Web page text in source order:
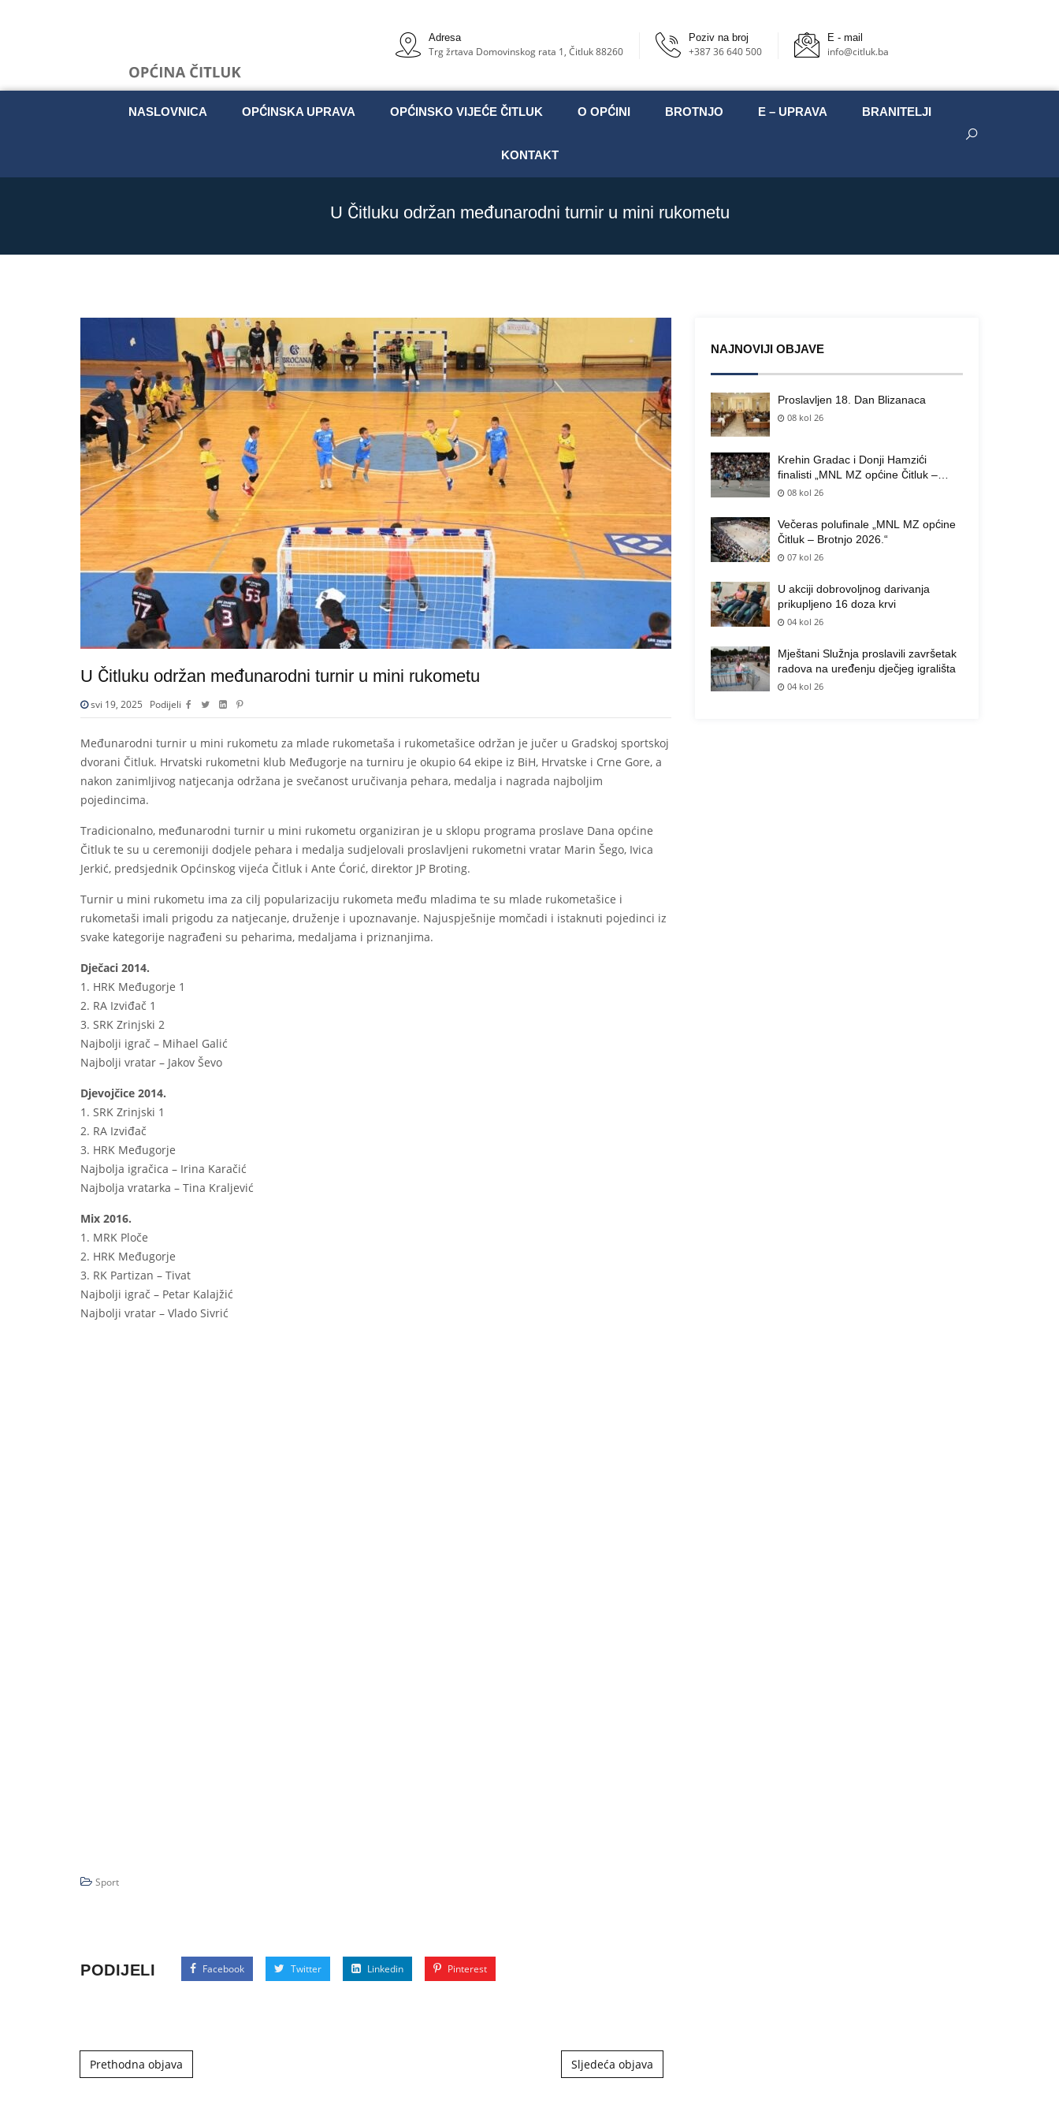
Adresa
Trg žrtava Domovinskog rata 1, Čitluk 88260
Poziv na broj
+387 36 640 500
E - mail
info@citluk.ba
NASLOVNICA OPĆINSKA UPRAVA OPĆINSKO VIJEĆE ČITLUK O OPĆINI BROTNJO E – UPRAVA BRANITELJI
KONTAKT
U Čitluku održan međunarodni turnir u mini rukometu
U Čitluku održan međunarodni turnir u mini rukometu
svi 19, 2025 Podijeli
Međunarodni turnir u mini rukometu za mlade rukometaša i rukometašice održan je jučer u Gradskoj sportskoj
dvorani Čitluk. Hrvatski rukometni klub Međugorje na turniru je okupio 64 ekipe iz BiH, Hrvatske i Crne Gore, a
nakon zanimljivog natjecanja održana je svečanost uručivanja pehara, medalja i nagrada najboljim
pojedincima.
Tradicionalno, međunarodni turnir u mini rukometu organiziran je u sklopu programa proslave Dana općine
Čitluk te su u ceremoniji dodjele pehara i medalja sudjelovali proslavljeni rukometni vratar Marin Šego, Ivica
Jerkić, predsjednik Općinskog vijeća Čitluk i Ante Ćorić, direktor JP Broting.
Turnir u mini rukometu ima za cilj popularizaciju rukometa među mladima te su mlade rukometašice i
rukometaši imali prigodu za natjecanje, druženje i upoznavanje. Najuspješnije momčadi i istaknuti pojedinci iz
svake kategorije nagrađeni su peharima, medaljama i priznanjima.
Dječaci 2014.
1. HRK Međugorje 1
2. RA Izviđač 1
3. SRK Zrinjski 2
Najbolji igrač – Mihael Galić
Najbolji vratar – Jakov Ševo
Djevojčice 2014.
1. SRK Zrinjski 1
2. RA Izviđač
3. HRK Međugorje
Najbolja igračica – Irina Karačić
Najbolja vratarka – Tina Kraljević
Mix 2016.
1. MRK Ploče
2. HRK Međugorje
3. RK Partizan – Tivat
Najbolji igrač – Petar Kalajžić
Najbolji vratar – Vlado Sivrić
Sport
PODIJELI Facebook Twitter Linkedin Pinterest
Post navigation
Prethodna objava Sljedeća objava
NAJNOVIJI OBJAVE
Proslavljen 18. Dan Blizanaca
08 kol 26
Krehin Gradac i Donji Hamzići
finalisti „MNL MZ općine Čitluk –
Brotnjo 2026.“
08 kol 26
Večeras polufinale „MNL MZ općine
Čitluk – Brotnjo 2026.“
07 kol 26
U akciji dobrovoljnog darivanja
prikupljeno 16 doza krvi
04 kol 26
Mještani Služnja proslavili završetak
radova na uređenju dječjeg igrališta
04 kol 26